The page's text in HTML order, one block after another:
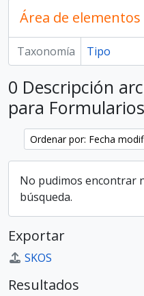
Área de elementos
Taxonomía Tipo
0 Descripción
para
Ordenar por: Fecha
No pudimos encontrar
búsqueda.
Exportar
SKOS
Resultados